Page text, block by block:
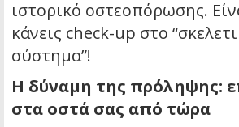
ιστορικό οστεοπόρωσης.
κάνεις check-up στο
σύστημα”!
Η δύναμη της πρόληψης:
στα οστά σας από τώρα